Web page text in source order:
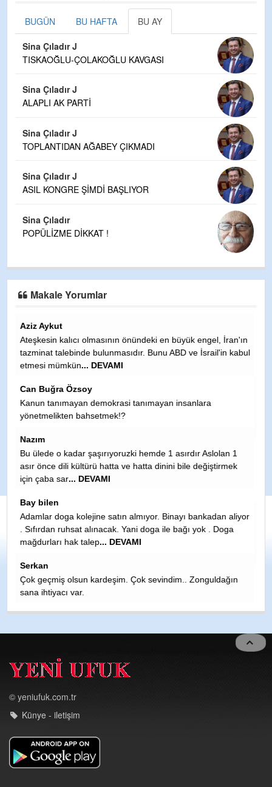
BUGÜN BU HAFTA BU AY
Sina Çıladır J
TISKAOĞLU-ÇOLAKOĞLU KAVGASI
Sina Çıladır J
ALAPLI AK PARTİ
Sina Çıladır J
TOPLANTIDAN AĞABEY ÇIKMADI
Sina Çıladır J
ASIL KONGRE ŞİMDİ BAŞLIYOR
Sina Çıladır
POPÜLİZME DİKKAT !
Makale Yorumlar
kabul
aliyor
Fatih Öz
Müthiş, gerçekçi bir analiz. Keşke ulusal basında da bu yazı
çıksa ve tüm siyasiler ile geniş kesimlerin bilgisi olsa, bunlar
tarafından d... DEVAMI
Fatih Õzkan
Sayın Çıladır, bana göre 81 il yeterlidir. Hiçbir ilçe il
yapılmamalıdır. Çünkü çok sayıda ilçenin il yapılması
Rahmi erdem
Çok çok geçmiş olsun teyze kızı Allah yar ve yardımcınız
olsun inşallah tez zamanda aile sine kavuşur inşallah
Ahmet Tuna
Adını gizleyen bu piyasa çakalını edki TKP nasıl nerden
gelip,gelip halletmiş.Üstelik herif polıtikanın dışında. Dünya
HASAN LİKOĞLU
SİNAYI CEZAEVİNE ATILMASINA SEBEP OLANLARA
© yeniufuk.com.tr
Künye - iletişim